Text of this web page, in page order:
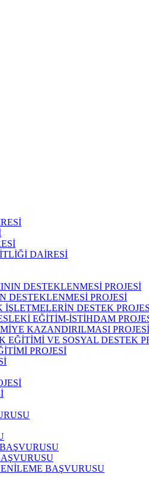
DAİRESİ
DESTEKLENMESİ PROJESİ
DESTEKLENMESİ PROJESİ
DESTEK
EĞİTİM-İSTİHDAM
KAZANDIRILMASI PROJESİ
VE SOSYAL DESTEK
PROJESİ
BAŞVURUSU